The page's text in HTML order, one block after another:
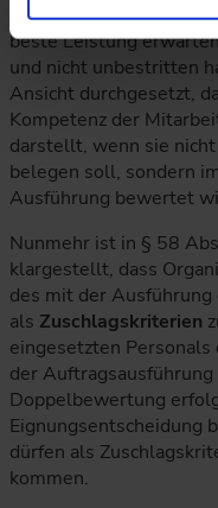
die
beste Leistung
und nicht unbestritten
Ansicht durchgesetzt,
Kompetenz der
darstellt, wenn sie
belegen soll, sondern
Ausführung bewertet
Nunmehr ist in § 58
klargestellt, dass
des mit der
als Zuschlagskriterien
eingesetzten Personals
der
Doppelbewertung
Eignungsentscheidung
dürfen als
kommen.